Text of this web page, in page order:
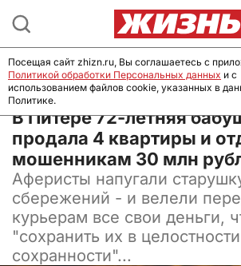
02 ноября 2024, 17:00
В Питере 72-летняя
продала 4 квартиры и
мошенникам 30 млн
Аферисты напугали
сбережений - и велели
курьерам все свои деньги,
"сохранить их в
сохранности"...
Посещая сайт zhizn.ru, Вы соглашаетесь с
Политикой обработки Персональных данных и с
использованием файлов cookie, указанных в
Политике.